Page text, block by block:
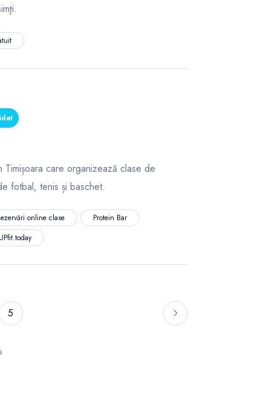
care organizează clase de
fotbal, tenis și baschet.
online clase
Protein Bar
5